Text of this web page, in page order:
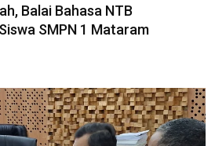
Balai Bahasa NTB
SMPN 1 Mataram